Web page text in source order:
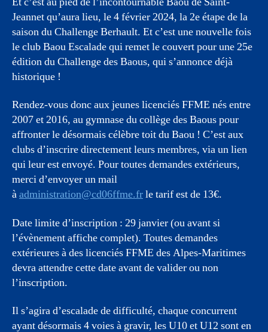
Jeannet qu’aura lieu, le 4 février 2024, la 2e étape de la
saison du Challenge Berhault. Et c’est une nouvelle fois
le club Baou Escalade qui remet le couvert pour une 25e
édition du Challenge des Baous, qui s’annonce déjà
historique !
Rendez-vous donc aux jeunes licenciés FFME nés entre
2007 et 2016, au gymnase du collège des Baous pour
affronter le désormais célèbre toit du Baou ! C’est aux
clubs d’inscrire directement leurs membres, via un lien
qui leur est envoyé. Pour toutes demandes extérieurs,
merci d’envoyer un mail
àadministration@cd06ffme.frle tarif est de 13€.
Date limite d’inscription : 29 janvier (ou avant si
l’évènement affiche complet). Toutes demandes
extérieures à des licenciés FFME des Alpes-Maritimes
devra attendre cette date avant de valider ou non
l’inscription.
Il s’agira d’escalade de difficulté, chaque concurrent
ayant désormais 4 voies à gravir, les U10 et U12 sont en